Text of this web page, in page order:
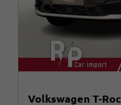
Volkswagen T-Roc